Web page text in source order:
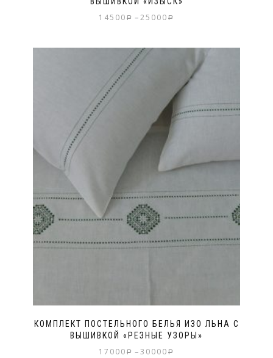
14500 Р –25000 Р
КОМПЛЕКТ ПОСТЕЛЬНОГО БЕЛЬЯ ИЗО ЛЬНА С
ВЫШИВКОЙ «РЕЗНЫЕ УЗОРЫ»
17000 Р –30000 Р